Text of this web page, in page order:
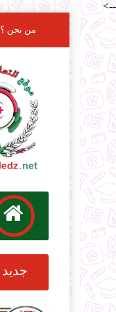
-->
من نحن ؟
جديد